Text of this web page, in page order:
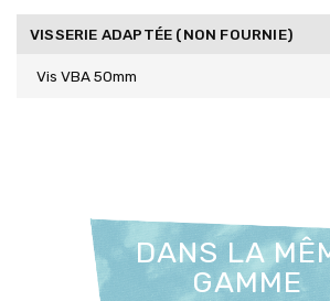
VISSERIE ADAPTÉE (NON FOURNIE)
Vis VBA 50mm
DANS LA
GAMME